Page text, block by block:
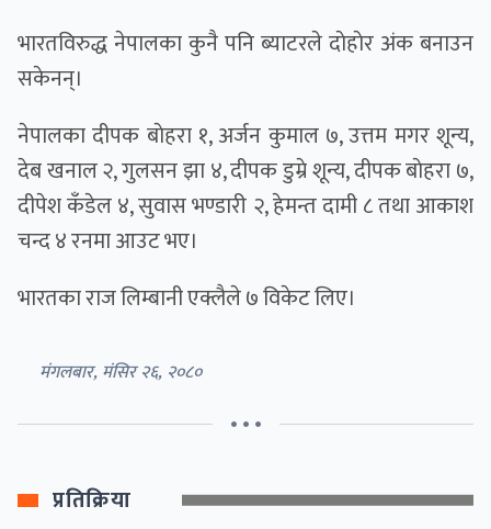
भारतविरुद्ध नेपालका कुनै पनि ब्याटरले दाेहाेर अंक बनाउन
सकेनन्।
नेपालका दीपक बाेहरा १, अर्जन कुमाल ७, उत्तम मगर शून्य,
देब खनाल २, गुलसन झा ४, दीपक डुम्रे शून्य, दीपक बाेहरा ७,
दीपेश कँडेल ४, सुवास भण्डारी २, हेमन्त दामी ८ तथा आकाश
चन्द ४ रनमा आउट भए।
भारतका राज लिम्बानी एक्लैले ७ विकेट लिए।
मंगलबार, मंसिर २६, २०८०
• • •
प्रतिक्रिया